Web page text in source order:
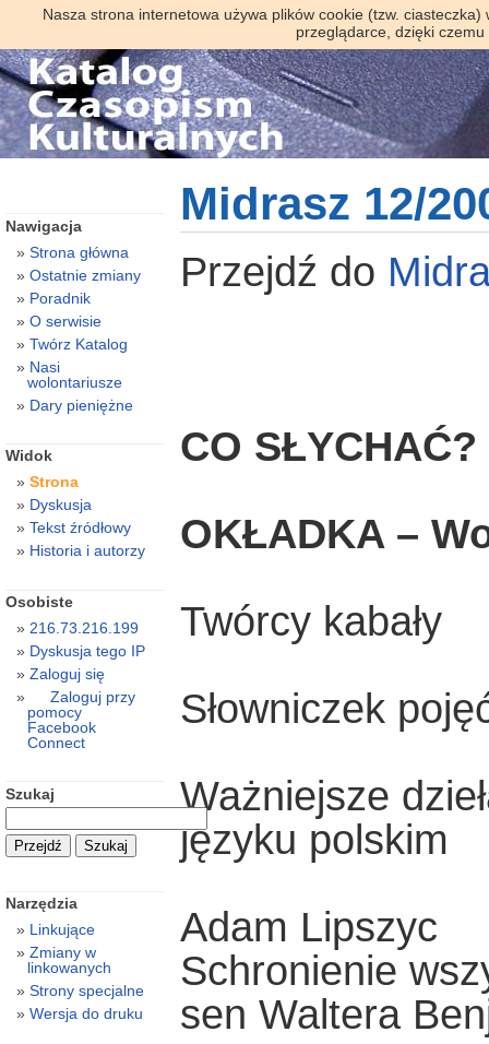
Nasza strona internetowa używa plików cookie (tzw.
przeglądarce, dzięki
Midrasz 12/
Przejdź do
CO SŁYCHAĆ?
OKŁADKA –
Twórcy kabały
Słowniczek
Ważniejsze
języku polskim
Adam Lipszyc
Schronienie
sen Waltera
Nawigacja
Strona główna
Ostatnie zmiany
Poradnik
O serwisie
Twórz Katalog
Nasi
wolontariusze
Dary pieniężne
Widok
Strona
Dyskusja
Tekst źródłowy
Historia i autorzy
Osobiste
216.73.216.199
Dyskusja tego IP
Zaloguj się
Zaloguj przy
pomocy
Facebook
Connect
Szukaj
Narzędzia
Linkujące
Zmiany w
linkowanych
Strony specjalne
Wersja do druku